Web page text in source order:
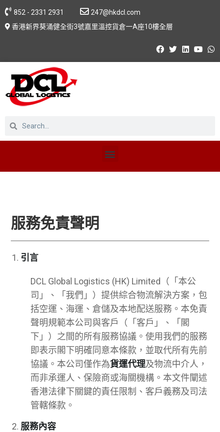
852 - 2331 2931
247@hkdcl.com
香港新界葵涌健全街3號嘉里溫控貨倉一A座10樓全層
服務免責聲明
引言
DCL Global Logistics (HK) Limited（「本公
司」、「我們」）提供綜合物流解決方案，包
括空運、海運、倉儲及本地配送服務。本免責
聲明規範本公司與客戶（「客戶」、「閣
下」）之間的所有服務協議。使用我們的服務
即表示閣下明確同意本條款，並取代所有先前
協議。本公司僅作為貨運代理及物流中介人，
而非承運人、保險商或海關機構。本文件闡述
香港法律下關鍵的責任限制、客戶義務及司法
管轄條款。
服務內容